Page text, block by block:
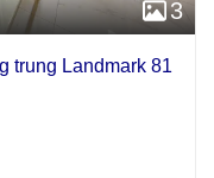
3
trung Landmark 81